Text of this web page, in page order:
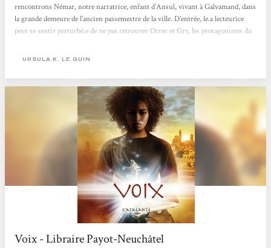
rencontrons Némar, notre narratrice, enfant d’Ansul, vivant à Galvamand, dans
la grande demeure de l’ancien passemestre de la ville. D’entrée, le.a lecteurice
peut se sentir perturbé.e de ne pas retrouver Orrec et Gry, les protagonistes du
retrouverons bien vite.Némar, donc, jeune orpheline curieuse, passionnée par
URSULA K. LE GUIN
Voix - Libraire Payot-Neuchâtel